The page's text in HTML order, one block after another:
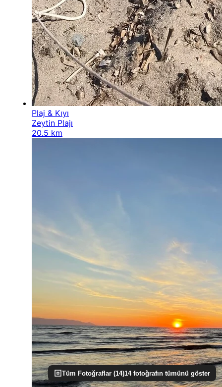
Tüm Fotoğraflar (14)14fotoğrafın tümünü göster
Plaj & Kıyı
Zeytin Plajı
20.5 km